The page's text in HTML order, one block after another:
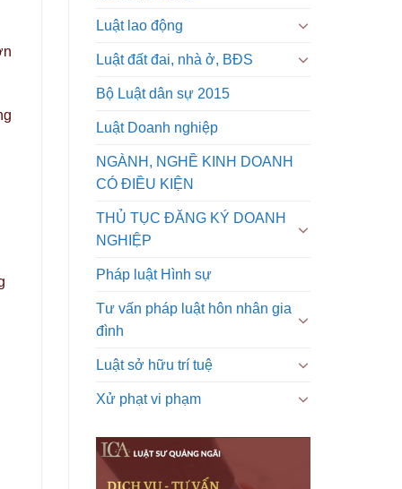
Luật lao động
Luật đất đai, nhà ở, BĐS
Bộ Luật dân sự 2015
Luật Doanh nghiệp
NGÀNH, NGHỀ KINH DOANH
CÓ ĐIỀU KIỆN
THỦ TỤC ĐĂNG KÝ DOANH
NGHIỆP
Pháp luật Hình sự
Tư vấn pháp luật hôn nhân gia
đình
Luật sở hữu trí tuệ
Xử phạt vi phạm